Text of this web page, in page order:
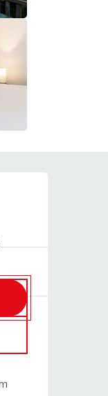
accepted